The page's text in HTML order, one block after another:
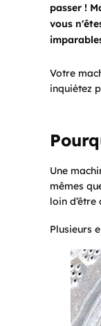
passer !
vous
Votre
inquiétez
Une
mêmes
loin
Plusieurs